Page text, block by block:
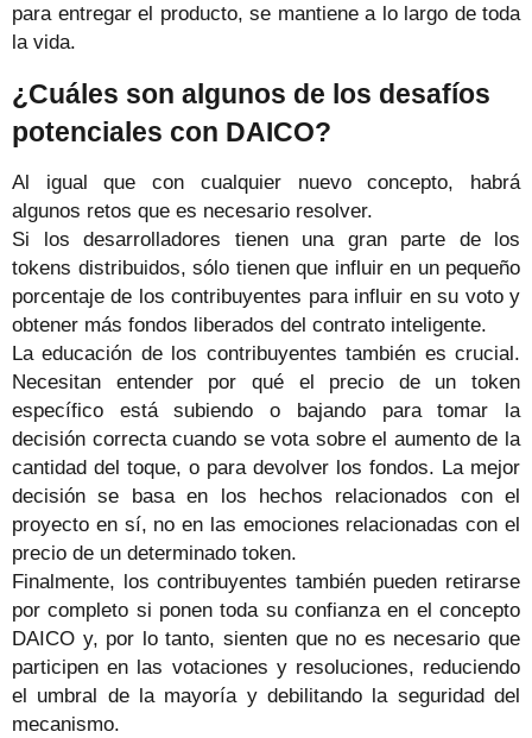
para entregar el producto, se mantiene a lo largo de toda
la vida.
¿Cuáles son algunos de los desafíos
potenciales con DAICO?
Al igual que con cualquier nuevo concepto, habrá
algunos retos que es necesario resolver.
Si los desarrolladores tienen una gran parte de los
tokens distribuidos, sólo tienen que influir en un pequeño
porcentaje de los contribuyentes para influir en su voto y
obtener más fondos liberados del contrato inteligente.
La educación de los contribuyentes también es crucial.
Necesitan entender por qué el precio de un token
específico está subiendo o bajando para tomar la
decisión correcta cuando se vota sobre el aumento de la
cantidad del toque, o para devolver los fondos. La mejor
decisión se basa en los hechos relacionados con el
proyecto en sí, no en las emociones relacionadas con el
precio de un determinado token.
Finalmente, los contribuyentes también pueden retirarse
por completo si ponen toda su confianza en el concepto
DAICO y, por lo tanto, sienten que no es necesario que
participen en las votaciones y resoluciones, reduciendo
el umbral de la mayoría y debilitando la seguridad del
mecanismo.